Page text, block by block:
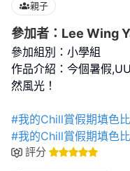
親子
參加者：Lee Wing
參加組別：小學組
作品介紹：今個暑假
然風光！
#我的Chill賞假期填色
#我的Chill賞假期填色
評分